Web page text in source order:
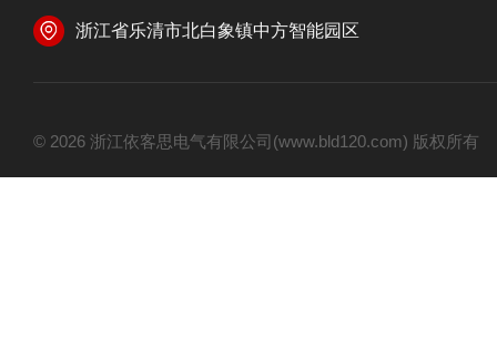
浙江省乐清市北白象镇中方智能园区
© 2026 浙江依客思电气有限公司(www.bld120.com) 版权所有